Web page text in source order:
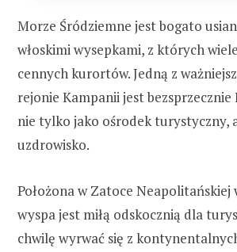
Morze Śródziemne jest bogato
włoskimi wysepkami, z których
cennych kurortów. Jedną z
rejonie Kampanii jest bezsprzecznie
nie tylko jako ośrodek turystyczny,
uzdrowisko.
Położona w Zatoce Neapolitańskiej
wyspa jest miłą odskocznią dla
chwilę wyrwać się z